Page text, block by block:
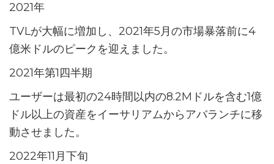
2021年
TVLが大幅に増加し、2021年5月の市場暴落前に4
億米ドルのピークを迎えました。
2021年第1四半期
ユーザーは最初の24時間以内の8.2Mドルを含む1億
ドル以上の資産をイーサリアムからアバランチに移
動させました。
2022年11月下旬